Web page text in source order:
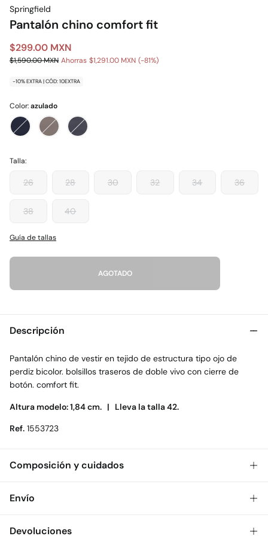
Springfield
Pantalón chino comfort fit
$299.00 MXN
$1,590.00 MXN Ahorras $1,291.00 MXN 81
-10% EXTRA | CÓD: 10EXTRA
Color:azulado
Talla:
26 28 30 32 34 36
38 40
Guía de tallas
AGOTADO
Descripción
Pantalón chino de vestir en tejido de estructura tipo ojo de
perdiz bicolor. bolsillos traseros de doble vivo con cierre de
botón. comfort fit.
Altura modelo: 1,84 cm. | Lleva la talla 42.
Ref. 1553723
Composición y cuidados
Composición
Envío
Envío a tienda: 2-5 días.
Devoluciones